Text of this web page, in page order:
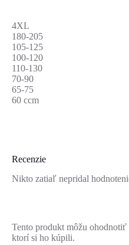
4XL
180-205
105-125
100-120
110-130
70-90
65-75
60 ccm
Recenzie
Nikto zatiaľ nepridal
Tento produkt môžu ohodnotiť
ktorí si ho kúpili.